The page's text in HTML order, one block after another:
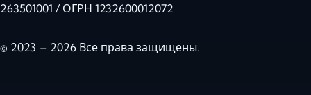
263501001 / ОГРН 1232600012072
© 2023 – 2026 Все права защищены.